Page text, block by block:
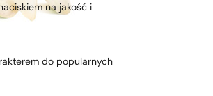
na jakość i
do popularnych